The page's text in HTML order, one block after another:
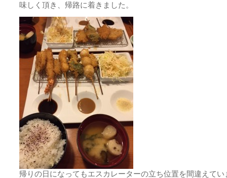
味しく頂き、帰路に着きました。
帰りの日になってもエスカレーターの立ち位置を間違えてい